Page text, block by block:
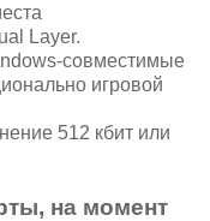
Layer.
совместимые
игровой
512 кбит или
на момент